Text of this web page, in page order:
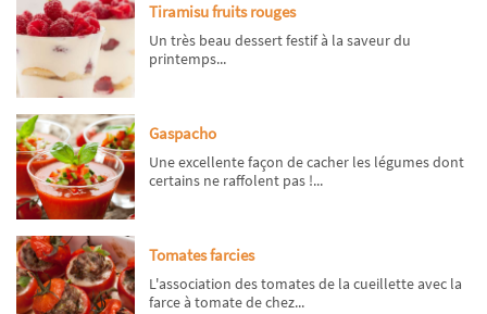
Tiramisu fruits rouges
Un très beau dessert festif à la saveur du
printemps...
Gaspacho
Une excellente façon de cacher les légumes dont
certains ne raffolent pas !...
Tomates farcies
L'association des tomates de la cueillette avec la
farce à tomate de chez...